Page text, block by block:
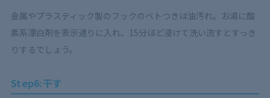
金属やプラスティック製のフックのベトつきは油汚れ。お湯に酸
素系漂白剤を表示通りに入れ、15分ほど浸けて洗い流すとすっき
りするでしょう。
Step6:干す